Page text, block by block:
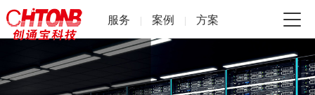
服务 案例 方案